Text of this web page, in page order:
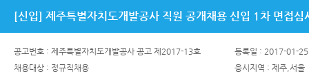
[신입] 제주특별자치도개발공사 직원 공개채용 신입 1차 면접
공고번호 : 제주특별자치도개발공사 공고 제2017-13호
등록일 : 2017-01-25
채용대상 : 정규직채용
응시지역 : 제주,서울